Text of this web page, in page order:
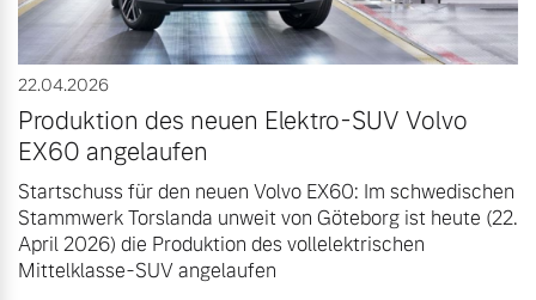
22.04.2026
Produktion des neuen Elektro-SUV Volvo
EX60 angelaufen
Startschuss für den neuen Volvo EX60: Im schwedischen
Stammwerk Torslanda unweit von Göteborg ist heute (22.
April 2026) die Produktion des vollelektrischen
Mittelklasse-SUV angelaufen